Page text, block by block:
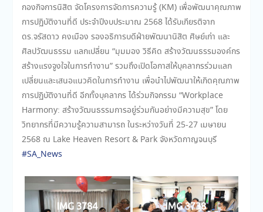
กองกิจการนิสิต จัดโครงการจัดการความรู้ (KM) เพื่อพัฒนาคุณภาพ
การปฏิบัติงานที่ดี ประจำปีงบประมาณ 2568 ได้รับเกียรติจาก
ดร.จรัสดาว คงเมือง รองอธิการบดีฝ่ายพัฒนานิสิต ศิษย์เก่า และ
ศิลปวัฒนธรรม แลกเปลี่ยน “มุมมอง วิธีคิด สร้างวัฒนธรรมองค์กร
สร้างแรงจูงใจในการทำงาน” รวมถึงเปิดโอกาสให้บุคลากรร่วมแลก
เปลี่ยนและเสนอแนวคิดในการทำงาน เพื่อนำไปพัฒนาให้เกิดคุณภาพ
การปฏิบัติงานที่ดี อีกทั้งบุคลากร ได้ร่วมกิจกรรม “Workplace
Harmony: สร้างวัฒนธรรมการอยู่ร่วมกันอย่างมีความสุข” โดย
วิทยากรที่มีความรู้ความสามารถ ในระหว่างวันที่ 25-27 เมษายน
2568 ณ Lake Heaven Resort & Park จังหวัดกาญจนบุรี
#SA_News
IMG 3784 IMG 3738